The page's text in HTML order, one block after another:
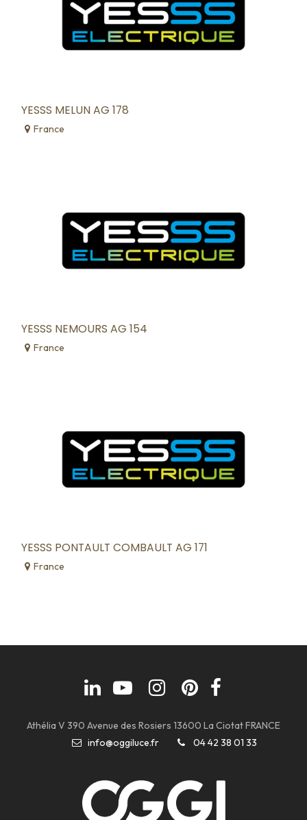
YESSS MELUN AG 178
France
YESSS NEMOURS AG 154
France
YESSS PONTAULT COMBAULT AG 171
France
Athélia V 390 Avenue des Rosiers 13600 La Ciotat FRANCE
info@oggiluce.fr
04 42 38 01 33